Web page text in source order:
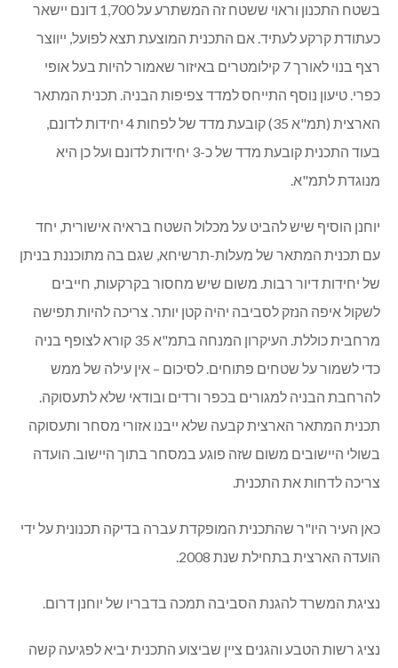
בשטח התכנון וראוי ששטח זה המשתרע על 1,700 דונם יישאר
כעתודת קרקע לעתיד. אם התכנית המוצעת תצא לפועל, ייווצר
רצף בנוי לאורך 7 קילומטרים באיזור שאמור להיות בעל אופי
כפרי. טיעון נוסף התייחס למדד צפיפות הבניה. תכנית המתאר
הארצית (תמ"א 35) קובעת מדד של לפחות 4 יחידות לדונם,
בעוד התכנית קובעת מדד של כ-3 יחידות לדונם ועל כן היא
מנוגדת לתמ"א.
יוחנן הוסיף שיש להביט על מכלול השטח בראיה אישורית, יחד
עם תכנית המתאר של מעלות-תרשיחא, שגם בה מתוכננת בניתן
של יחידות דיור רבות. משום שיש מחסור בקרקעות, חייבים
לשקול איפה הנזק לסביבה יהיה קטן יותר. צריכה להיות תפישה
מרחבית כוללת. העיקרון המנחה בתמ"א 35 קורא לצופף בניה
כדי לשמור על שטחים פתוחים. לסיכום – אין עילה של ממש
להרחבת הבניה למגורים בכפר ורדים ובודאי שלא לתעסוקה.
תכנית המתאר הארצית קבעה שלא ייבנו אזורי מסחר ותעסוקה
בשולי היישובים משום שזה פוגע במסחר בתוך היישוב. הועדה
צריכה לדחות את התכנית.
כאן העיר היו"ר שהתכנית המופקדת עברה בדיקה תכנונית על ידי
הועדה הארצית בתחילת שנת 2008.
נציגת המשרד להגנת הסביבה תמכה בדבריו של יוחנן דרום.
נציג רשות הטבע והגנים ציין שביצוע התכנית יביא לפגיעה קשה